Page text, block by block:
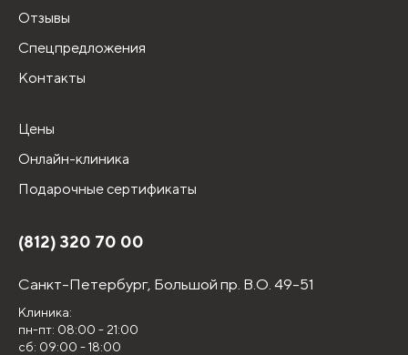
Отзывы
Спецпредложения
Контакты
Цены
Онлайн-клиника
Подарочные сертификаты
(812) 320 70 00
Санкт-Петербург, Большой пр. В.О. 49-51
Клиника:
пн-пт: 08:00 - 21:00
сб: 09:00 - 18:00